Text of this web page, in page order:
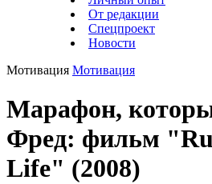
От редакции
Спецпроект
Новости
Мотивация Мотивация
Марафон,
Фред: фильм
Life" (2008)